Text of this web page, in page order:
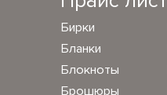
Бирки
Бланки
Блокноты
Брошюры